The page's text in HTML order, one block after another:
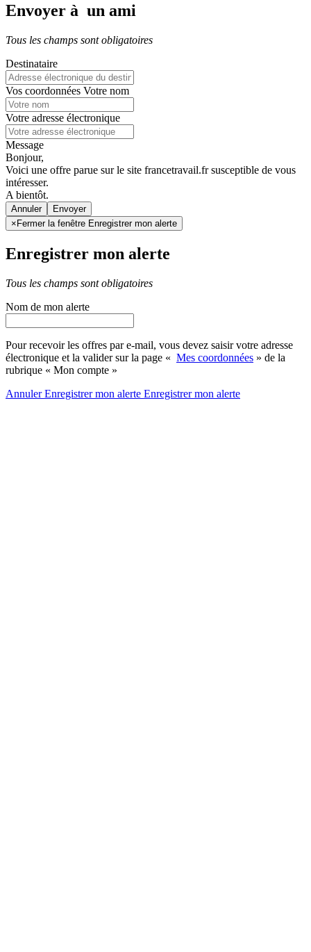
Envoyer à un ami
Tous les champs sont obligatoires
Destinataire
Vos coordonnées Votre nom
Votre adresse électronique
Message
Bonjour,
Voici une offre parue sur le site francetravail.fr susceptible de vous
intéresser.
A bientôt.
Annuler
× Fermer la fenêtre Enregistrer mon alerte
Enregistrer mon alerte
Tous les champs sont obligatoires
Nom de mon alerte
Pour recevoir les offres par e-mail, vous devez saisir votre adresse
électronique et la valider sur la page « Mes coordonnées » de la
rubrique « Mon compte »
AnnulerEnregistrer mon alerte Enregistrermon alerte